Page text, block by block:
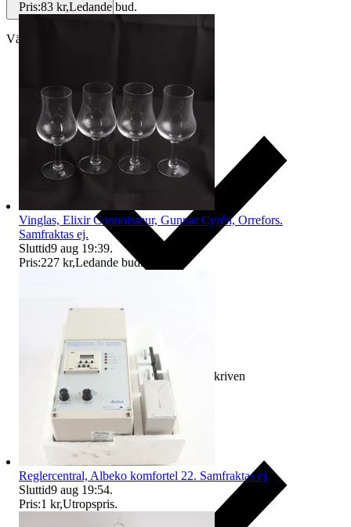
Välj till köparskydd
Ersättning om varan inte är som beskriven
Pris:83 kr,Ledande bud.
Vinglas, Elixir Connoisseur, Gunnar Cyrén, Orrefors.
Samfraktas ej.
Sluttid9 aug 19:39.
Pris:227 kr,Ledande bud.
Reglercentral, Albeko komfortel 22. Samfraktas ej.
Sluttid9 aug 19:54.
Pris:1 kr,Utropspris.